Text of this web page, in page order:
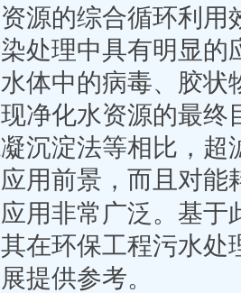
源的综合循环利
处理中具有明显
体中的病毒、胶状
净化水资源的最
沉淀法等相比，
用前景，而且对
用非常广泛。基于
在环保工程污水
提供参考。